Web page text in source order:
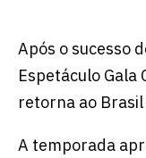
Após o sucesso
Espetáculo Gala
retorna ao
A temporada